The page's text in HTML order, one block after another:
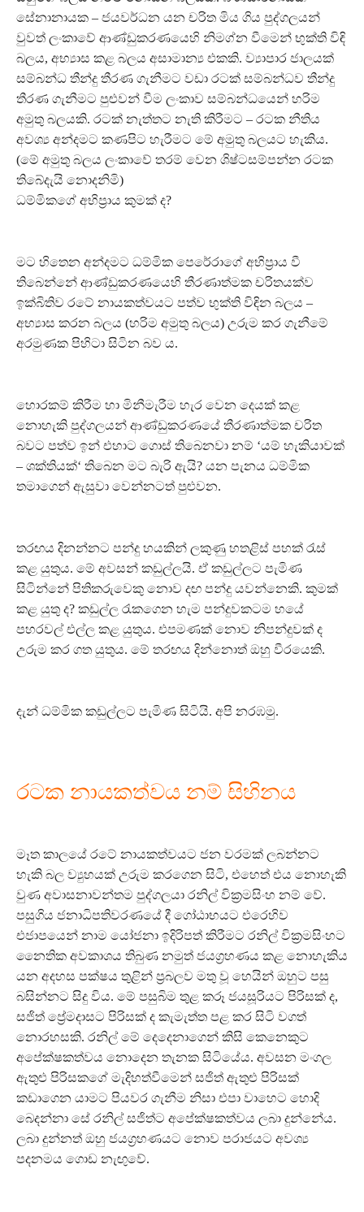
සේනානායක – ජයවර්ධන යන චරිත මිය ගිය පුද්ගලයන්
වුවත් ලංකාවේ ආණ්ඩුකරණයෙහි නිමග්න වීමෙන් භුක්ති විඳි
බලය, අභ්‍යාස කළ බලය අසාමාන්‍ය එකකි. ව්‍යාපාර ජාලයක්
සම්බන්ධ තීන්දු තීරණ ගැනීමට වඩා රටක් සම්බන්ධව තීන්දු
තීරණ ගැනීමට පුළුවන් වීම ලංකාව සම්බන්ධයෙන් හරිම
අමුතු බලයකි. රටක් නැත්තට නැති කිරීමට – රටක නීතිය
අවශ්‍ය අන්දමට කණපිට හැරීමට මේ අමුතු බලයට හැකිය.
(මේ අමුතු බලය ලංකාවේ තරම් වෙන ශිෂ්ටසම්පන්න රටක
තිබේදැයි නොදනිමි)
ධම්මිකගේ අභිප්‍රාය කුමක් ද?
මට හිතෙන අන්දමට ධම්මික පෙරේරාගේ අභිප්‍රාය වී
තිබෙන්නේ ආණ්ඩුකරණයෙහි තීරණාත්මක චරිතයක්ව
ඉක්බිතිව රටේ නායකත්වයට පත්ව භුක්ති විඳින බලය –
අභ්‍යාස කරන බලය (හරිම අමුතු බලය) උරුම කර ගැනීමේ
අරමුණක පිහිටා සිටින බව ය.
හොරකම් කිරීම හා මිනීමැරීම හැර වෙන දෙයක් කළ
නොහැකි පුද්ගලයන් ආණ්ඩුකරණයේ තීරණාත්මක චරිත
බවට පත්ව ඉන් එහාට ගොස් තිබෙනවා නම් ‘යම් හැකියාවක්
– ශක්තියක්‘ තිබෙන මට බැරි ඇයි? යන පැනය ධම්මික
තමාගෙන් ඇසුවා වෙන්නටත් පුළුවන.
තරඟය දිනන්නට පන්දු හයකින් ලකුණු හතළිස් පහක් රැස්
කළ යුතුය. මේ අවසන් කඩුල්ලයි. ඒ කඩුල්ලට පැමිණ
සිටින්නේ පිතිකරුවෙකු නොව දඟ පන්දු යවන්නෙකි. කුමක්
කළ යුතු ද? කඩුල්ල රැකගෙන හැම පන්දුවකටම හයේ
පහරවල් එල්ල කළ යුතුය. එපමණක් නොව නිපන්දුවක් ද
උරුම කර ගත යුතුය. මේ තරඟය දින්නොත් ඔහු වීරයෙකි.
දැන් ධම්මික කඩුල්ලට පැමිණ සිටියි. අපි නරඹමු.
රටක නායකත්වය නම් සිහිනය
මෑත කාලයේ රටේ නායකත්වයට ජන වරමක් ලබන්නට
හැකි බල ව්‍යුහයක් උරුම කරගෙන සිටි, එහෙත් එය නොහැකි
වුණ අවාසනාවන්තම පුද්ගලයා රනිල් වික්‍රමසිංහ නම් වේ.
පසුගිය ජනාධිපතිවරණයේ දී ගෝඨාභයට එරෙහිව
එජාපයෙන් නාම යෝජනා ඉදිරිපත් කිරීමට රනිල් වික්‍රමසිංහට
නෛතික අවකාශය තිබුණ නමුත් ජයග්‍රහණය කළ නොහැකිය
යන අදහස පක්ෂය තුළින් ප්‍රබලව මතු වූ හෙයින් ඔහුට පසු
බසින්නට සිදු විය. මේ පසුබිම තුළ කරූ ජයසූරියට පිරිසක් ද,
සජිත් ප්‍රේමදාසට පිරිසක් ද කැමැත්ත පළ කර සිටි වගත්
නොරහසකි. රනිල් මේ දෙදෙනාගෙන් කිසි කෙනෙකුට
අපේක්ෂකත්වය නොදෙන තැනක සිටියේය. අවසන මංගල
ඇතුළු පිරිසකගේ මැදිහත්වීමෙන් සජිත් ඇතුළු පිරිසක්
කඩාගෙන යාමට පියවර ගැනීම නිසා එපා වාහෙට හොදි
බෙදන්නා සේ රනිල් සජිත්ට අපේක්ෂකත්වය ලබා දුන්නේය.
ලබා දුන්නත් ඔහු ජයග්‍රහණයට නොව පරාජයට අවශ්‍ය
පදනමය ගොඩ නැඟුවේ.